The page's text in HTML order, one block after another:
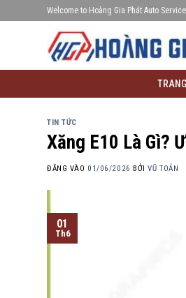
qua
Welcome to Hoàng Gia Phát Auto
TIN TỨC
Xăng E10 Là Gì?
ĐĂNG VÀO 01/06/2026 BỞIVŨ TOẢN
01
Th6